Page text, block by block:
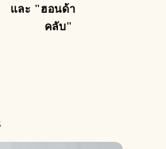
และ "ฮอนด้า
คลับ"